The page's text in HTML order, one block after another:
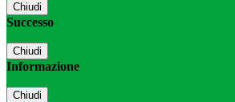
Chiudi
Successo
Chiudi
Informazione
Chiudi